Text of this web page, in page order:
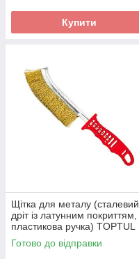
Купити
Щітка для металу (сталевий
дріт із латунним покриттям,
пластикова ручка) TOPTUL
NBCB0326
Готово до відправки